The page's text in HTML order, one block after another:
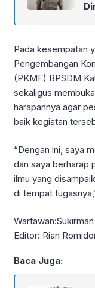
Pada kesempatan
Pengembangan
(PKMF) BPSDM
sekaligus
harapannya agar
baik kegiatan
“Dengan ini, saya
dan saya berharap
ilmu yang
di tempat
Wartawan:Sukirman
Editor: Rian
Baca Juga: